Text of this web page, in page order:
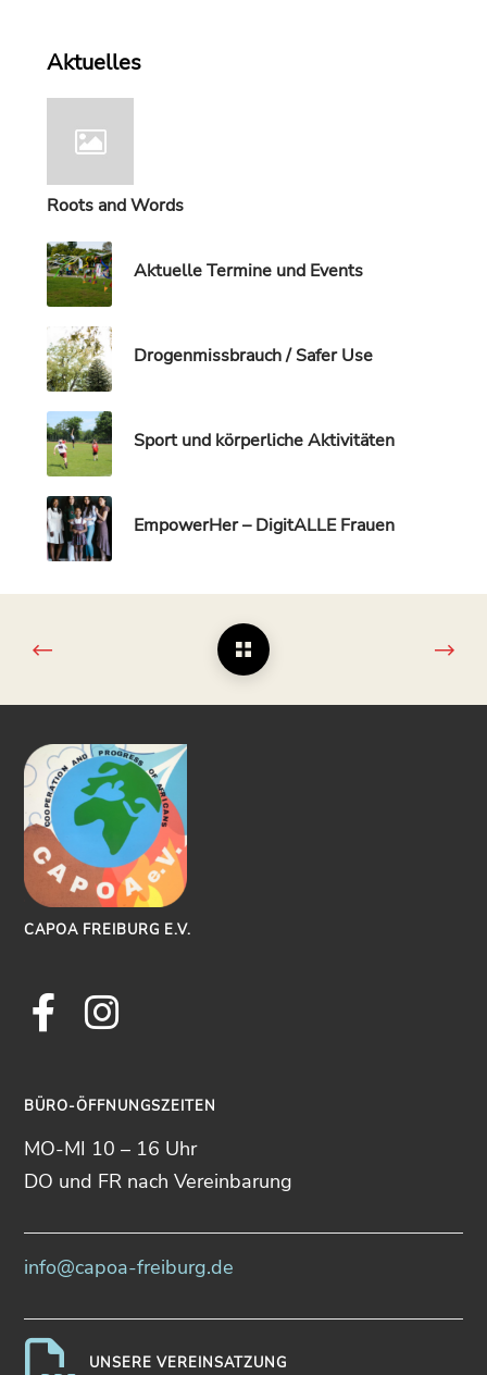
Aktuelles
Roots and Words
Aktuelle Termine und Events
Drogenmissbrauch / Safer Use
Sport und körperliche Aktivitäten
EmpowerHer – DigitALLE Frauen
CAPOA FREIBURG E.V.
BÜRO-ÖFFNUNGSZEITEN
MO-MI 10 – 16 Uhr
DO und FR nach Vereinbarung
info@capoa-freiburg.de
UNSERE VEREINSATZUNG